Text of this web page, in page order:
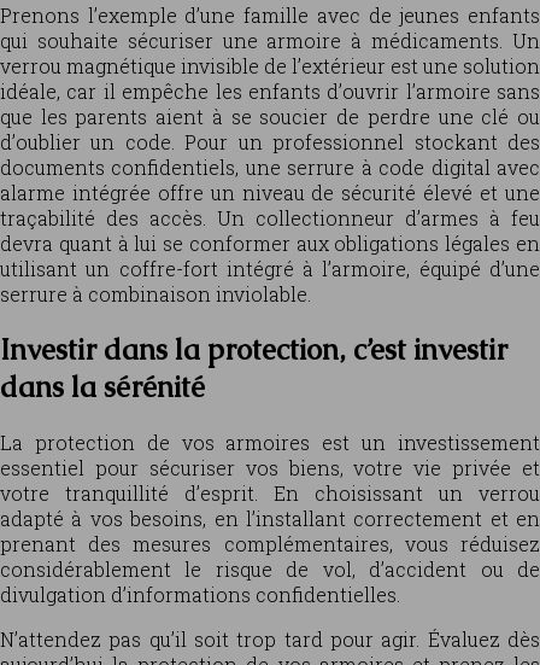
Prenons l’exemple d’une famille avec de jeunes enfants
qui souhaite sécuriser une armoire à médicaments. Un
verrou magnétique invisible de l’extérieur est une solution
idéale, car il empêche les enfants d’ouvrir l’armoire sans
que les parents aient à se soucier de perdre une clé ou
d’oublier un code. Pour un professionnel stockant des
documents confidentiels, une serrure à code digital avec
alarme intégrée offre un niveau de sécurité élevé et une
traçabilité des accès. Un collectionneur d’armes à feu
devra quant à lui se conformer aux obligations légales en
utilisant un coffre-fort intégré à l’armoire, équipé d’une
serrure à combinaison inviolable.
Investir dans la protection, c’est investir
dans la sérénité
La protection de vos armoires est un investissement
essentiel pour sécuriser vos biens, votre vie privée et
votre tranquillité d’esprit. En choisissant un verrou
adapté à vos besoins, en l’installant correctement et en
prenant des mesures complémentaires, vous réduisez
considérablement le risque de vol, d’accident ou de
divulgation d’informations confidentielles.
N’attendez pas qu’il soit trop tard pour agir. Évaluez dès